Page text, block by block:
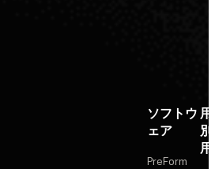
ソフトウ
ェア
PreForm